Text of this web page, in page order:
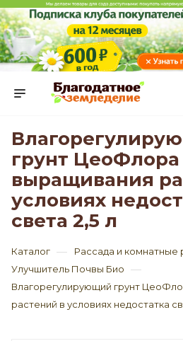
грунт
выращивания
условиях
света 2,5 л
Каталог — Рассада и комнатные
Улучшитель Почвы Био —
Влагорегулирующий грунт
растений в условиях недостатка